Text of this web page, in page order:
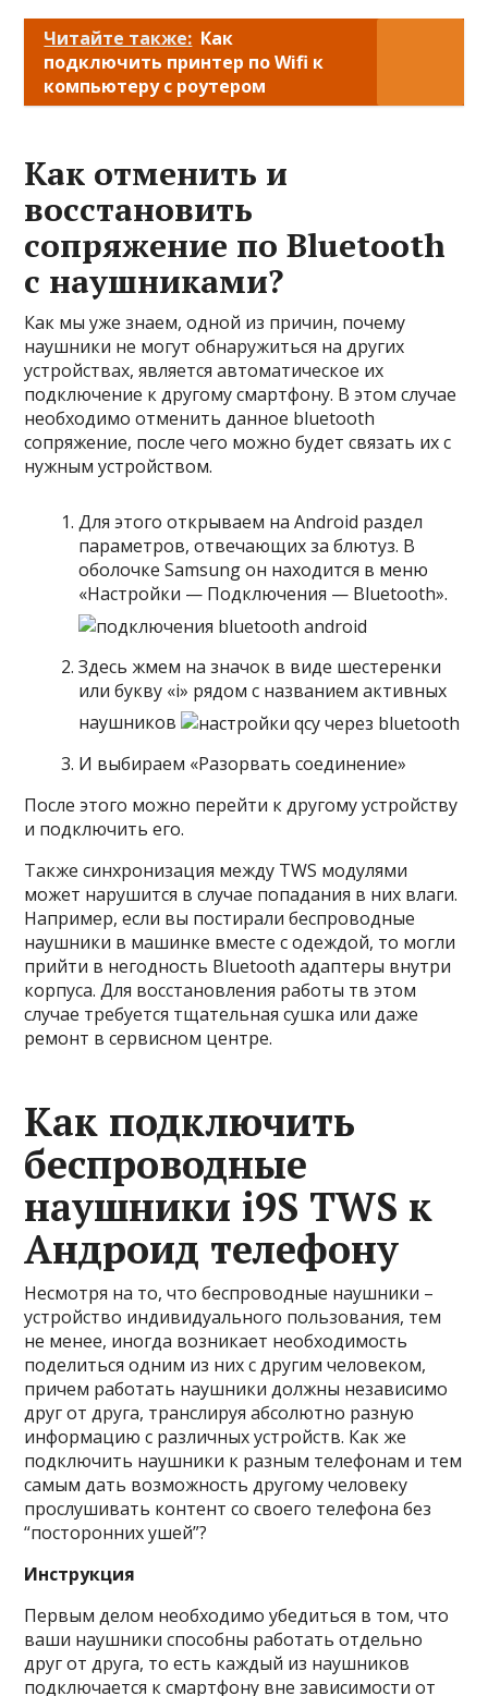
Читайте также: Как
подключить принтер по Wifi к
компьютеру с роутером
Как отменить и
восстановить
сопряжение по Bluetooth
с наушниками?
Как мы уже знаем, одной из причин, почему
наушники не могут обнаружиться на других
устройствах, является автоматическое их
подключение к другому смартфону. В этом случае
необходимо отменить данное bluetooth
сопряжение, после чего можно будет связать их с
нужным устройством.
Для этого открываем на Android раздел
параметров, отвечающих за блютуз. В
оболочке Samsung он находится в меню
«Настройки — Подключения — Bluetooth».
Здесь жмем на значок в виде шестеренки
или букву «i» рядом с названием активных
наушников
И выбираем «Разорвать соединение»
После этого можно перейти к другому устройству
и подключить его.
Также синхронизация между TWS модулями
может нарушится в случае попадания в них влаги.
Например, если вы постирали беспроводные
наушники в машинке вместе с одеждой, то могли
прийти в негодность Bluetooth адаптеры внутри
корпуса. Для восстановления работы тв этом
случае требуется тщательная сушка или даже
ремонт в сервисном центре.
Как подключить
беспроводные
наушники i9S TWS к
Андроид телефону
Несмотря на то, что беспроводные наушники –
устройство индивидуального пользования, тем
не менее, иногда возникает необходимость
поделиться одним из них с другим человеком,
причем работать наушники должны независимо
друг от друга, транслируя абсолютно разную
информацию с различных устройств. Как же
подключить наушники к разным телефонам и тем
самым дать возможность другому человеку
прослушивать контент со своего телефона без
“посторонних ушей”?
Инструкция
Первым делом необходимо убедиться в том, что
ваши наушники способны работать отдельно
друг от друга, то есть каждый из наушников
подключается к смартфону вне зависимости от